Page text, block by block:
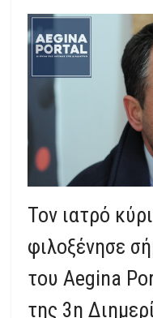
Τον ιατρό
φιλοξένησε
του Aegina
της 3η